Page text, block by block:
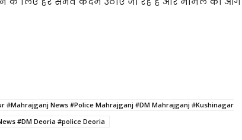
#Mahrajganj News #Police Mahrajganj #DM Mahrajganj #Kushinagar
#DM Deoria #police Deoria